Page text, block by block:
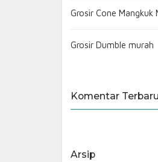
Grosir Cone Mangkuk
Grosir Dumble murah
Komentar Terbaru
Arsip